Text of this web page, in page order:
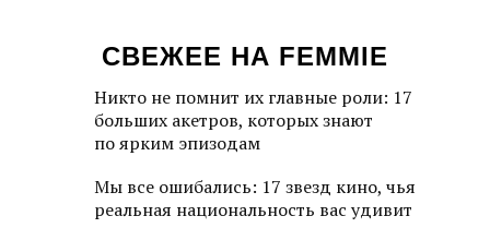
СВЕЖЕЕ НА FEMMIE
Никто не помнит их главные роли: 17
больших акетров, которых знают
по ярким эпизодам
Мы все ошибались: 17 звезд кино, чья
реальная национальность вас удивит